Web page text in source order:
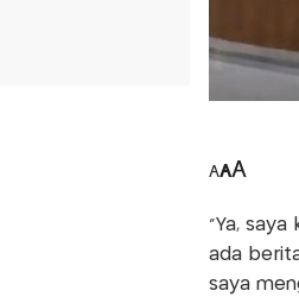
AAA
"Ya,
ada
saya